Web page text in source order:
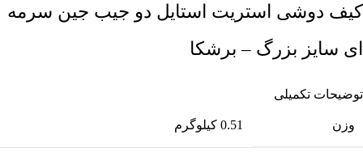
کیف دوشی استریت استایل دو جیب جین سرمه
ای سایز بزرگ – برشکا
توضیحات تکمیلی
وزن 0.51 کیلوگرم